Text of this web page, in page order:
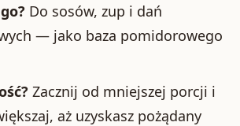
Do sosów, zup i dań
— jako baza pomidorowego
Zacznij od mniejszej porcji i
aż uzyskasz pożądany